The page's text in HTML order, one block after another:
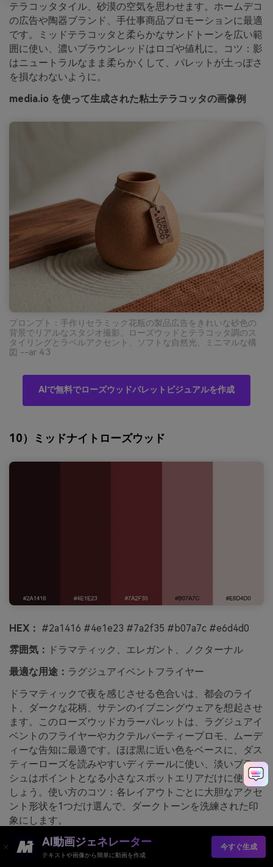
テラコッタタイル、砂漠の空気を思わせます。ホームデコ
の広告や陶器ブランド、手仕事商品プロモーションに最適
です。ミッドテラコッタと柔らかなサンドトーンを広い範
囲に使い、濃いブラウンレッドはロゴや値札に。コツ：影
はニュートラルなまま柔らかくして、パレットが土っぽさ
を損なわないように。
media.io を使って生成された粘土テラコッタの画像例
プロンプト：手作りセラミック花瓶の製品広告をきれいな砂色の
背景でリアルなスタジオ撮影。ローズウッドとテラコッタ調のス
タイリングとラベルアクセント、ソフトな自然光、ミニマルな構
図 --ar 4:3
AIで無料でローズウッドパレットビジュアルを作成
10）ミッドナイトローズウッド
HEX： #2a1416 #4e1e23 #7a2f35 #b07a7c #e6d4d0
雰囲気：
ドラマティック、エレガント、ノクターナル
最適な用途： ラグジュアイベントフライヤー
ドラマティックで夜を感じさせる色合いは、都会のライ
ト、ダークな花柄、サテンのイブニングウェアを想起させ
ます。このローズウッドカラーパレットは、ラグジュアイ
ベントのフライヤーやカクテルパーティープロモ、ムーデ
ィーな告知に最適です。ほぼ黒に近い色をベースに、ダス
ティーローズを読みやすいディテールに使い、淡いブラッ
シュはポイントとなる小さなスポットエリアだけに使いま
しょう。使い方のコツ：各レイアウトごとに大胆なアクセ
ント形状を1つだけ選んで、ダークトーンを洗練された印
象にします。
media.io で生成されたミッドナイトローズウッドの画像
例
AI動画ジェネレーター
テキストや画像から簡単に動画を作成
今すぐ生成